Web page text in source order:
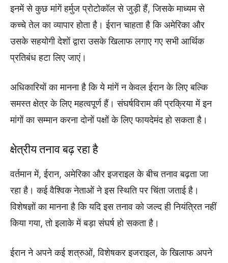
इनमें से कुछ मांगें हर्मुज प्रोटोकॉल से जुड़ी हैं, जिसके माध्यम से
कच्चे तेल का व्यापार होता है। ईरान चाहता है कि अमेरिका और
उसके सहयोगी देशों द्वारा उसके खिलाफ लगाए गए सभी आर्थिक
प्रतिबंध हटा लिए जाएं।
अधिकारियों का मानना है कि ये मांगें न केवल ईरान के लिए बल्कि
समस्त क्षेत्र के लिए महत्वपूर्ण हैं। संघर्षविराम की प्रक्रिया में इन
मांगों का सम्मान करना दोनों पक्षों के लिए फायदेमंद हो सकता है।
क्षेत्रीय तनाव बढ़ रहा है
वर्तमान में, ईरान, अमेरिका और इजराइल के बीच तनाव बढ़ता जा
रहा है। कई वैश्विक नेताओं ने इस स्थिति पर चिंता जताई है।
विशेषज्ञों का मानना है कि यदि इस तनाव को जल्द ही नियंत्रित नहीं
किया गया, तो इलाके में बड़ा संघर्ष हो सकता है।
ईरान ने अपने कई शत्रुओं, विशेषकर इजराइल, के खिलाफ अपने